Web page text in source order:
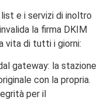
e i servizi di inoltro
la firma DKIM
vita di tutti i giorni:
gateway: la stazione
con la propria.
per il